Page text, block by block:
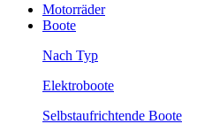
Motorräder
Boote
Nach Typ
Elektroboote
Selbstaufrichtende Boote